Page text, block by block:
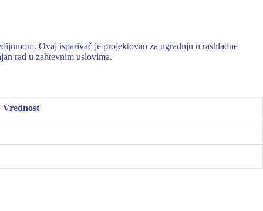
Ovaj isparivač je projektovan za ugradnju u rashladne
rad u zahtevnim uslovima.
Vrednost